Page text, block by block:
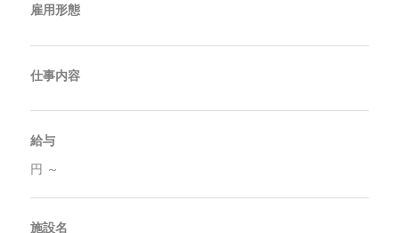
雇用形態
仕事内容
給与
円 ～
施設名